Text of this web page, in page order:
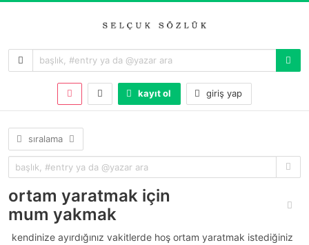
kayıt ol giriş yap
sıralama
ortam yaratmak için
mum yakmak
kendinize ayırdığınız vakitlerde hoş ortam yaratmak istediğiniz